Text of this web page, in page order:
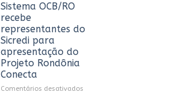
do
Sistema OCB/RO
recebe
representantes do
Sicredi para
apresentação do
Projeto Rondônia
Conecta
Comentários desativadosem